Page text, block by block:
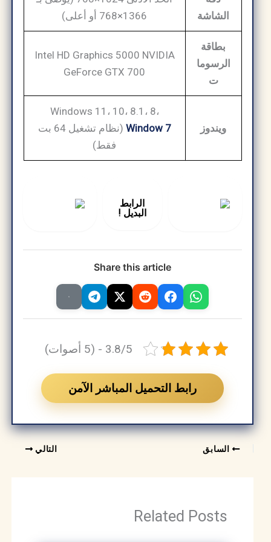
الشاشة
1366×768 أو أعلى)
بطاقة
الرسوما
ت
Intel HD Graphics 5000 NVIDIA
GeForce GTX 700
ويندوز
Windows 11، 10، 8.1، 8،
Window 7
(نظام تشغيل 64 بت
فقط)
الرابط
البديل !
Share this article
3.8/5 - (5 أصوات)
رابط التحميل المباشر الآمن
السابق التالي
Related Posts